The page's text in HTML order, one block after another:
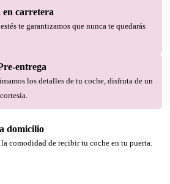
en carretera
te garantizamos que nunca te quedarás
entrega
los detalles de tu coche, disfruta de un
domicilio
comodidad de recibir tu coche en tu puerta.